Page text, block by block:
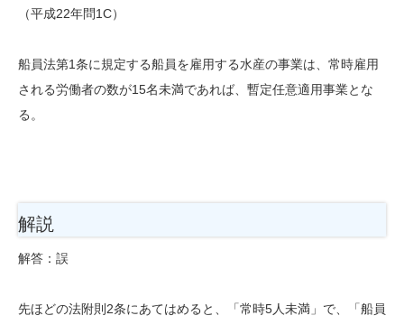
（平成22年問1C）
船員法第1条に規定する船員を雇用する水産の事業は、常時雇用
される労働者の数が15名未満であれば、暫定任意適用事業とな
る。
解説
解答：誤
先ほどの法附則2条にあてはめると、「常時5人未満」で、「船員